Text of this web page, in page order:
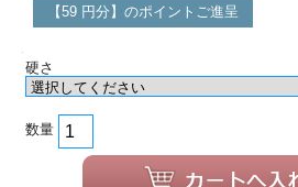
【59 円分】のポイントご進呈
硬さ
数量